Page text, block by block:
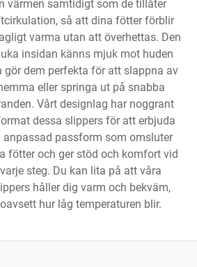
värmen samtidigt som de tillåter
så att dina fötter förblir
varma utan att överhettas. Den
insidan känns mjuk mot huden
gör dem perfekta för att slappna av
eller springa ut på snabba
Vårt designlag har noggrant
dessa slippers för att erbjuda
anpassad passform som omsluter
fötter och ger stöd och komfort vid
varje steg. Du kan lita på att våra
håller dig varm och bekväm,
oavsett hur låg temperaturen blir.